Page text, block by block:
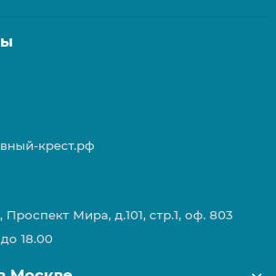
крест.рф
Проспект Мира, д.101, стр.1, оф. 803
18.00